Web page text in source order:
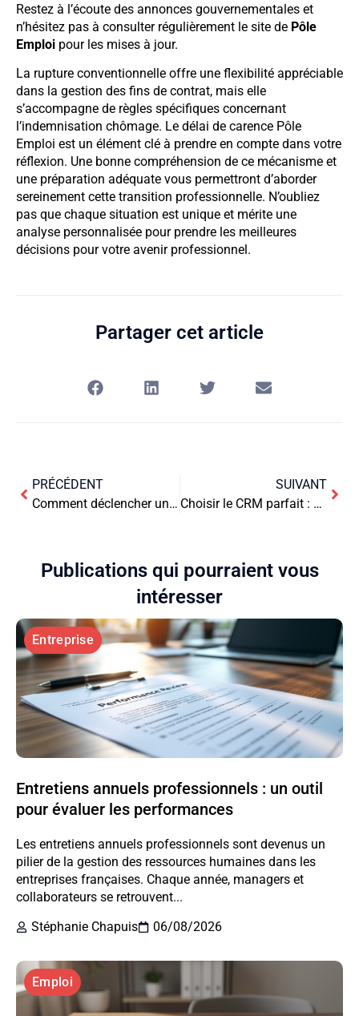
Restez à l’écoute des annonces gouvernementales et
n’hésitez pas à consulter régulièrement le site de Pôle
Emploi pour les mises à jour.
La rupture conventionnelle offre une flexibilité appréciable
dans la gestion des fins de contrat, mais elle
s’accompagne de règles spécifiques concernant
l’indemnisation chômage. Le délai de carence Pôle
Emploi est un élément clé à prendre en compte dans votre
réflexion. Une bonne compréhension de ce mécanisme et
une préparation adéquate vous permettront d’aborder
sereinement cette transition professionnelle. N’oubliez
pas que chaque situation est unique et mérite une
analyse personnalisée pour prendre les meilleures
décisions pour votre avenir professionnel.
Partager cet article
PRÉCÉDENT
Comment déclencher une inspection du travail
SUIVANT
Choisir le CRM parfait : Les clés pour booster la performance de votre entreprise
Publications qui pourraient vous
intéresser
Entreprise
Entretiens annuels professionnels : un outil
pour évaluer les performances
Les entretiens annuels professionnels sont devenus un
pilier de la gestion des ressources humaines dans les
entreprises françaises. Chaque année, managers et
collaborateurs se retrouvent...
Stéphanie Chapuis
06/08/2026
Emploi